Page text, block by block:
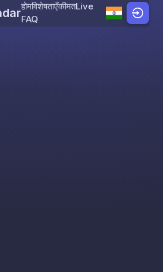
Skip to content
होमविशेषताएँकीमतLive
FAQ